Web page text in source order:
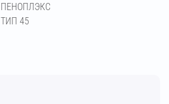
ПЕНОПЛЭКС
ТИП 45